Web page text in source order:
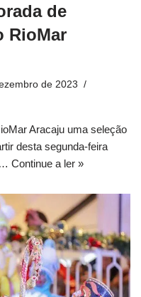
de
RioMar
de 2023
Aracaju uma seleção
desta segunda-feira
Continue a ler »